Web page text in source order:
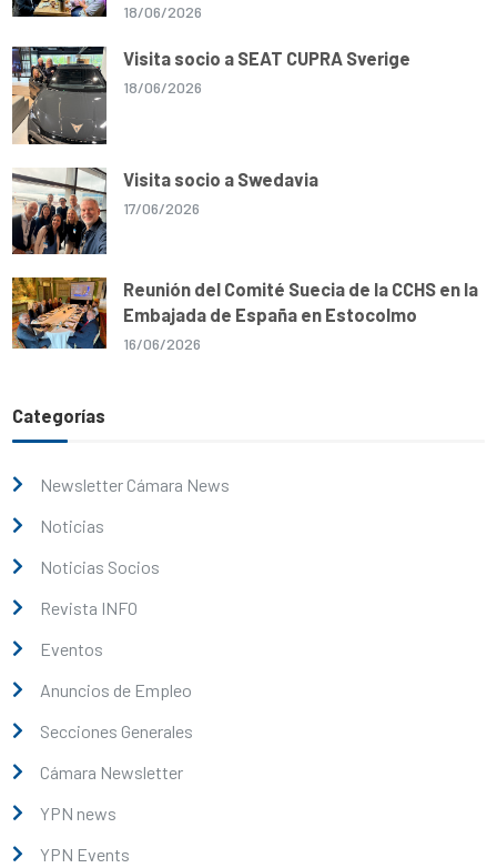
18/06/2026
Visita socio a SEAT CUPRA Sverige
18/06/2026
Visita socio a Swedavia
17/06/2026
Reunión del Comité Suecia de la CCHS en la
Embajada de España en Estocolmo
16/06/2026
Categorías
Newsletter Cámara News
Noticias
Noticias Socios
Revista INFO
Eventos
Anuncios de Empleo
Secciones Generales
Cámara Newsletter
YPN news
YPN Events